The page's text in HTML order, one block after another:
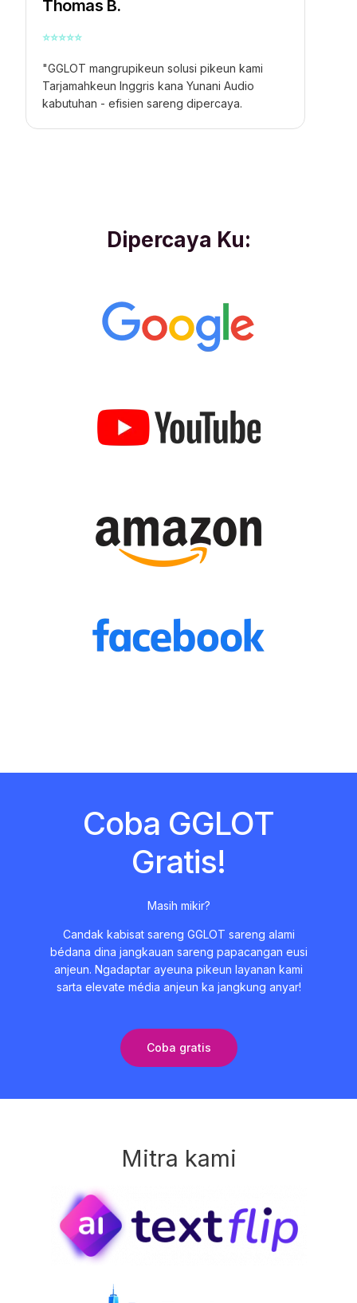
Thomas B.
⭐⭐⭐⭐⭐
"GGLOT mangrupikeun solusi pikeun kami
Tarjamahkeun Inggris kana Yunani Audio
kabutuhan - efisien sareng dipercaya.
Dipercaya Ku:
Coba GGLOT
Gratis!
Masih mikir?
Candak kabisat sareng GGLOT sareng alami
bédana dina jangkauan sareng papacangan eusi
anjeun. Ngadaptar ayeuna pikeun layanan kami
sarta elevate média anjeun ka jangkung anyar!
Coba gratis
Mitra kami